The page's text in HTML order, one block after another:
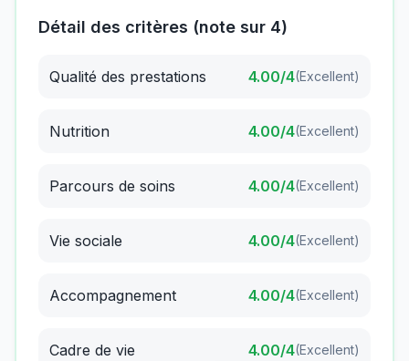
Détail des critères (note sur 4)
Qualité des prestations 4.00/4(Excellent)
Nutrition 4.00/4(Excellent)
Parcours de soins 4.00/4(Excellent)
Vie sociale 4.00/4(Excellent)
Accompagnement 4.00/4(Excellent)
Cadre de vie 4.00/4(Excellent)